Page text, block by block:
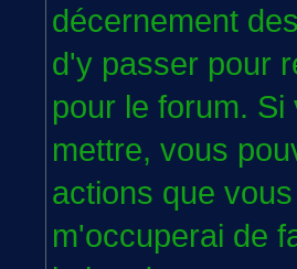
décernement
d'y passer pour
pour le forum.
mettre, vous
actions que
m'occuperai de